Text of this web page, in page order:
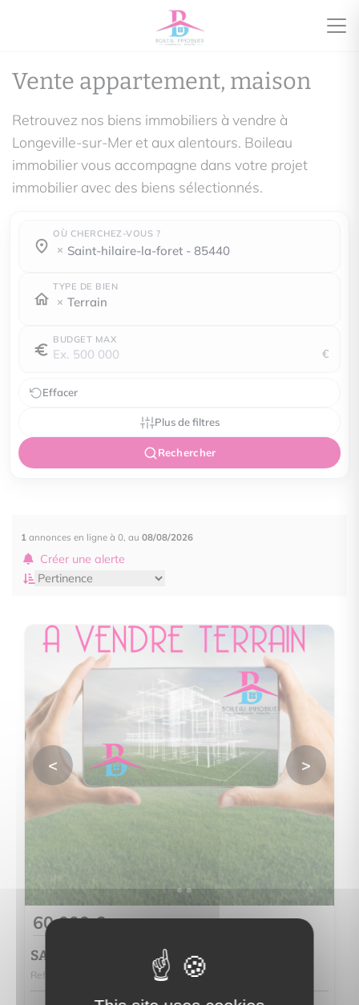
Vente appartement, maison
Retrouvez nos biens immobiliers à vendre à
Longeville-sur-Mer et aux alentours. Boileau
immobilier vous accompagne dans votre projet
immobilier avec des biens sélectionnés.
OÙ CHERCHEZ-VOUS ?
Où cherchez-vous ?
saint-hilaire-la-foret - 85440
Où cherchez-vous ?
TYPE DE BIEN
Terrain
BUDGET MAX
€
Effacer
Plus de filtres
Rechercher
1 annonces en ligne à 0, au 08/08/2026
Créer une alerte
< >
SAINT-HILAIRE-LA-FORET
Ref. 2876
60 000 €